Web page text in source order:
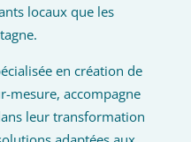
locaux que les
en création de
mesure, accompagne
leur transformation